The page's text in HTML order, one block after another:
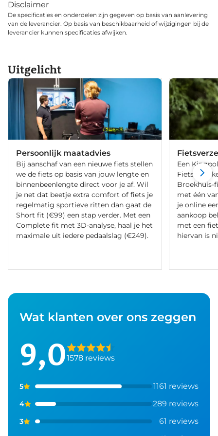
Disclaimer
De specificaties en onderdelen zijn gegeven op basis van aanlevering
van de leverancier. Op basis van beschikbaarheid of wijzigingen bij de
leverancier kunnen specificaties afwijken.
Uitgelicht
Persoonlijk maatadvies
Bij aanschaf van een nieuwe fiets stellen
we de fiets op basis van jouw lengte en
binnenbeenlengte direct voor je af. Wil
je net dat beetje extra comfort of fiets je
regelmatig sportieve ritten dan gaat de
Short fit (€99) een stap verder. Met een
Complete fit met 3D-analyse, haal je het
maximale uit iedere pedaalslag (€249).
Een
Broekhuis-
met één
je online
aankoop
met een
hiervan is
Wat klanten over ons zeggen
9,01578 reviews
5 1161 reviews
4 289 reviews
3 61 reviews